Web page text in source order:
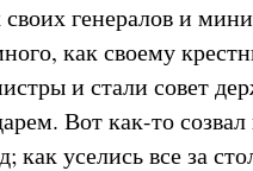
своих генералов и
как своему
и стали совет
Вот как-то
как уселись все за